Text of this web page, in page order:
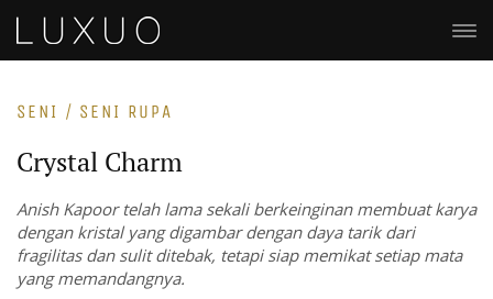
SENI / SENI RUPA
Crystal Charm
Anish Kapoor telah lama sekali berkeinginan membuat karya
dengan kristal yang digambar dengan daya tarik dari
fragilitas dan sulit ditebak, tetapi siap memikat setiap mata
yang memandangnya.